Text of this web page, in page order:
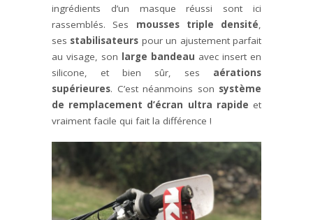
ingrédients d’un masque réussi sont ici
rassemblés. Ses mousses triple densité,
ses stabilisateurs pour un ajustement parfait
au visage, son large bandeau avec insert en
silicone, et bien sûr, ses aérations
supérieures. C’est néanmoins son système
de remplacement d’écran ultra rapide et
vraiment facile qui fait la différence !